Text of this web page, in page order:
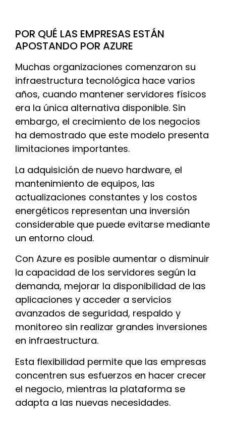
POR QUÉ LAS EMPRESAS ESTÁN
APOSTANDO POR AZURE
Muchas organizaciones comenzaron su
infraestructura tecnológica hace varios
años, cuando mantener servidores físicos
era la única alternativa disponible. Sin
embargo, el crecimiento de los negocios
ha demostrado que este modelo presenta
limitaciones importantes.
La adquisición de nuevo hardware, el
mantenimiento de equipos, las
actualizaciones constantes y los costos
energéticos representan una inversión
considerable que puede evitarse mediante
un entorno cloud.
Con Azure es posible aumentar o disminuir
la capacidad de los servidores según la
demanda, mejorar la disponibilidad de las
aplicaciones y acceder a servicios
avanzados de seguridad, respaldo y
monitoreo sin realizar grandes inversiones
en infraestructura.
Esta flexibilidad permite que las empresas
concentren sus esfuerzos en hacer crecer
el negocio, mientras la plataforma se
adapta a las nuevas necesidades.